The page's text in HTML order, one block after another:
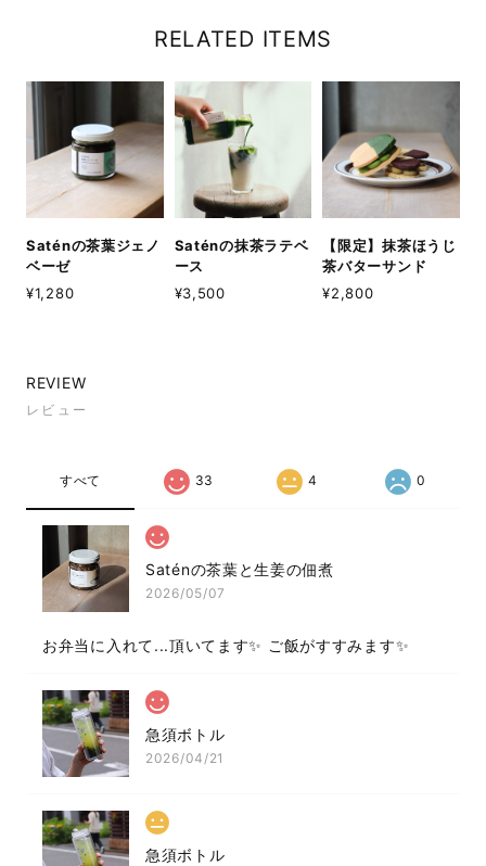
RELATED ITEMS
Saténの茶葉ジェノ
ベーゼ
¥1,280
Saténの抹茶ラテベ
ース
¥3,500
【限定】抹茶ほうじ
茶バターサンド
¥2,800
REVIEW
レビュー
すべて 33 4 0
Saténの茶葉と生姜の佃煮
2026/05/07
お弁当に入れて...頂いてます✨ ご飯がすすみます✨
急須ボトル
2026/04/21
急須ボトル